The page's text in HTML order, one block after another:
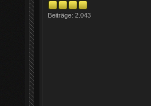
Beiträge: 2.043